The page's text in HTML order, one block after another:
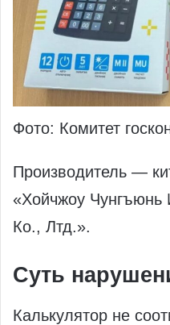
Фото: Комитет
Производитель —
«Хойчжоу Чунгъюнь
Ко., Лтд.».
Суть
Калькулятор не